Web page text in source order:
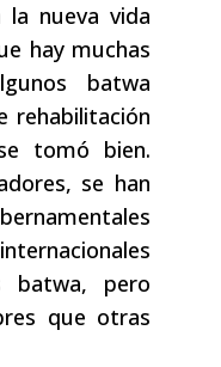
la nueva vida
hay muchas
batwa
rehabilitación
tomó bien.
se han
batwa, pero
que otras